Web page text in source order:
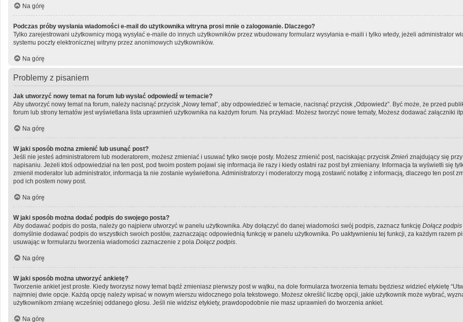
Na górę
Podczas próby wysłania wiadomości e-mail do użytkownika witryna prosi mnie o zalogowanie. Dlaczego?
Tylko zarejestrowani użytkownicy mogą wysyłać e-maile do innych użytkowników przez wbudowany formularz wysyłania e-maili i tylko wtedy, jeżeli administrator
systemu poczty elektronicznej witryny przez anonimowych użytkowników.
Na górę
Problemy z pisaniem
Jak utworzyć nowy temat na forum lub wysłać odpowiedź w temacie?
Aby utworzyć nowy temat na forum, należy nacisnąć przycisk „Nowy temat”, aby odpowiedzieć w temacie, nacisnąć przycisk „Odpowiedz”. Być może, że przed
forum lub strony tematów jest wyświetlana lista uprawnień użytkownika na każdym forum. Na przykład: Możesz tworzyć nowe tematy, Możesz dodawać załączniki
Na górę
W jaki sposób można zmienić lub usunąć post?
Jeśli nie jesteś administratorem lub moderatorem, możesz zmieniać i usuwać tylko swoje posty. Możesz zmienić post, naciskając przyciskZmień znajdujący się
napisaniu. Jeżeli ktoś odpowiedział na ten post, pod twoim postem pojawi się informacja ile razy i kiedy ostatni raz post był zmieniany. Informacja ta wyświetli się
zmienił moderator lub administrator, informacja ta nie zostanie wyświetlona. Administratorzy i moderatorzy mogą zostawić notatkę z informacją, dlaczego ten post
pod ich postem nowy post.
Na górę
W jaki sposób można dodać podpis do swojego posta?
Aby dodawać podpis do posta, należy go najpierw utworzyć w panelu użytkownika. Aby dołączyć do danej wiadomości swój podpis, zaznacz funkcję Dołącz podpis
domyślnie dodawać podpis do wszystkich swoich postów, zaznaczając odpowiednią funkcję w panelu użytkownika. Po uaktywnieniu tej funkcji, za każdym razem
usuwając w formularzu tworzenia wiadomości zaznaczenie z pola Dołącz podpis.
Na górę
W jaki sposób można utworzyć ankietę?
Tworzenie ankiet jest proste. Kiedy tworzysz nowy temat bądź zmieniasz pierwszy post w wątku, na dole formularza tworzenia tematu będziesz widzieć etykietę
najmniej dwie opcje. Każdą opcję należy wpisać w nowym wierszu widocznego pola tekstowego. Możesz określić liczbę opcji, jakie użytkownik może wybrać,
użytkownikom zmianę wcześniej oddanego głosu. Jeśli nie widzisz etykiety, prawdopodobnie nie masz uprawnień do tworzenia ankiet.
Na górę